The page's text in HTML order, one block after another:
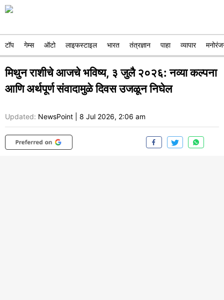
टॉप गेम्स ऑटो लाइफस्टाइल भारत तंत्रज्ञान पाहा व्यापार
मिथुन राशीचे आजचे भविष्य, ३ जुलै २०२६: नव्या कल्पना
आणि अर्थपूर्ण संवादामुळे दिवस उजळून निघेल
Updated: NewsPoint 8 Jul 2026, 2:06 am